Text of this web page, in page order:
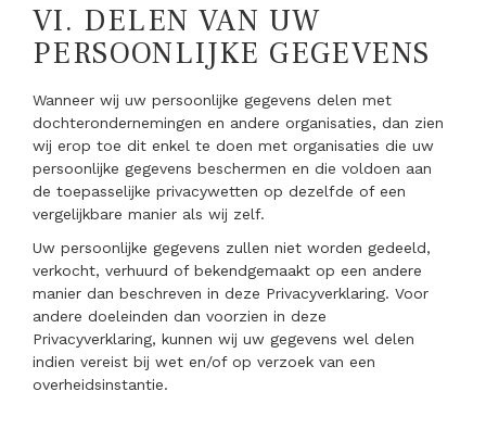
VI. DELEN VAN UW
PERSOONLIJKE GEGEVENS
Wanneer wij uw persoonlijke gegevens delen met
dochterondernemingen en andere organisaties, dan zien
wij erop toe dit enkel te doen met organisaties die uw
persoonlijke gegevens beschermen en die voldoen aan
de toepasselijke privacywetten op dezelfde of een
vergelijkbare manier als wij zelf.
Uw persoonlijke gegevens zullen niet worden gedeeld,
verkocht, verhuurd of bekendgemaakt op een andere
manier dan beschreven in deze Privacyverklaring. Voor
andere doeleinden dan voorzien in deze
Privacyverklaring, kunnen wij uw gegevens wel delen
indien vereist bij wet en/of op verzoek van een
overheidsinstantie.